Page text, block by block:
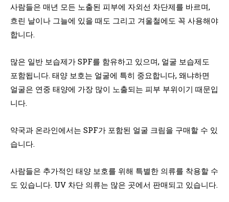
사람들은 매년 모든 노출된 피부에 자외선 차단제를 바르며,
흐린 날이나 그늘에 있을 때도 그리고 겨울철에도 꼭 사용해야
합니다.
많은 일반 보습제가 SPF를 함유하고 있으며, 얼굴 보습제도
포함됩니다. 태양 보호는 얼굴에 특히 중요합니다, 왜냐하면
얼굴은 연중 태양에 가장 많이 노출되는 피부 부위이기 때문입
니다.
약국과 온라인에서는 SPF가 포함된 얼굴 크림을 구매할 수 있
습니다.
사람들은 추가적인 태양 보호를 위해 특별한 의류를 착용할 수
도 있습니다. UV 차단 의류는 많은 곳에서 판매되고 있습니다.